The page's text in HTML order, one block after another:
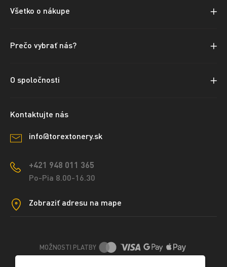
Všetko o nákupe
Prečo vybrať nás?
O spoločnosti
Kontaktujte nás
info@torextonery.sk
+421 948 011 365
Po-Pia 8.00-16.30
Zobraziť adresu na mape
MOŽNOSTI PLATBY